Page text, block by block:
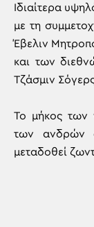
Ιδιαίτερα
με τη
Έβελιν
και των
Τζάσμιν
Το μήκος των
των ανδρών
μεταδοθεί